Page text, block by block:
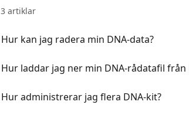
3 artiklar
Hur kan jag radera min DNA-data?
Hur laddar jag ner min DNA-rådatafil från
Hur administrerar jag flera DNA-kit?